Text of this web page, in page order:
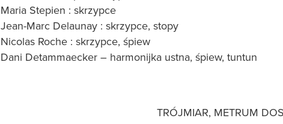
Maria Stepien : skrzypce
Jean-Marc Delaunay : skrzypce, stopy
Nicolas Roche : skrzypce, śpiew
Dani Detammaecker – harmonijka ustna, śpiew, tuntun
TRÓJMIAR, METRUM